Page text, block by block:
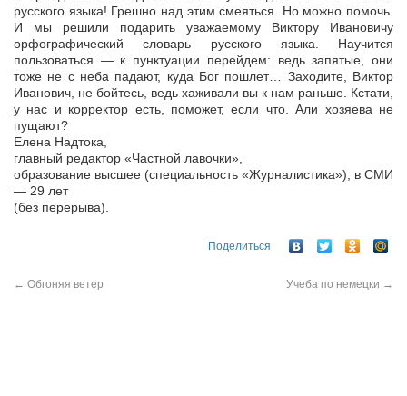
русского языка! Грешно над этим смеяться. Но можно помочь.
И мы решили подарить уважаемому Виктору Ивановичу
орфографический словарь русского языка. Научится
пользоваться — к пунктуации перейдем: ведь запятые, они
тоже не с неба падают, куда Бог пошлет… Заходите, Виктор
Иванович, не бойтесь, ведь хаживали вы к нам раньше. Кстати,
у нас и корректор есть, поможет, если что. Али хозяева не
пущают?
Елена Надтока,
главный редактор «Частной лавочки»,
образование высшее (специальность «Журналистика»), в СМИ
— 29 лет
(без перерыва).
Поделиться
← Обгоняя ветер Учеба по немецки →